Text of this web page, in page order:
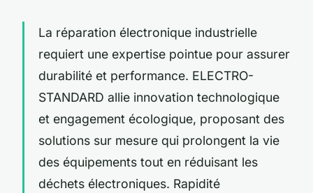
La réparation électronique industrielle
requiert une expertise pointue pour assurer
durabilité et performance. ELECTRO-
STANDARD allie innovation technologique
et engagement écologique, proposant des
solutions sur mesure qui prolongent la vie
des équipements tout en réduisant les
déchets électroniques. Rapidité